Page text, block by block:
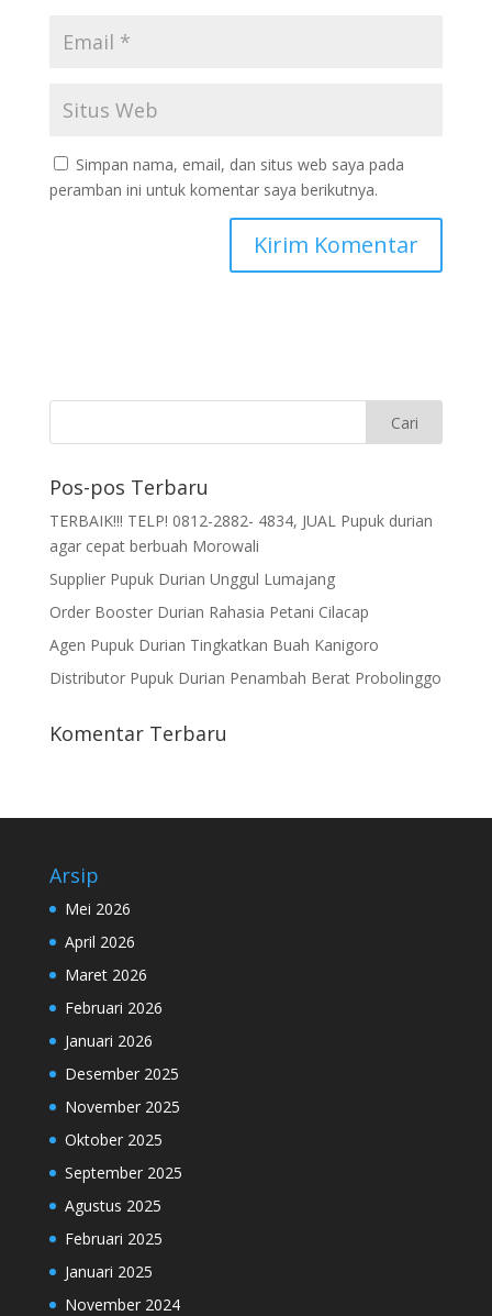
Simpan nama, email, dan situs web saya pada
peramban ini untuk komentar saya berikutnya.
Pos-pos Terbaru
TERBAIK!!! TELP! 0812-2882- 4834, JUAL Pupuk durian
agar cepat berbuah Morowali
Supplier Pupuk Durian Unggul Lumajang
Order Booster Durian Rahasia Petani Cilacap
Agen Pupuk Durian Tingkatkan Buah Kanigoro
Distributor Pupuk Durian Penambah Berat Probolinggo
Komentar Terbaru
Arsip
Mei 2026
April 2026
Maret 2026
Februari 2026
Januari 2026
Desember 2025
November 2025
Oktober 2025
September 2025
Agustus 2025
Februari 2025
Januari 2025
November 2024